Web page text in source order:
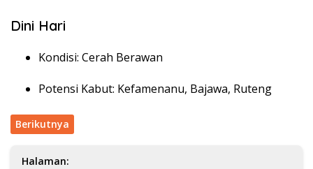
Dini Hari
Kondisi: Cerah Berawan
Potensi Kabut: Kefamenanu, Bajawa, Ruteng
Berikutnya
Halaman: